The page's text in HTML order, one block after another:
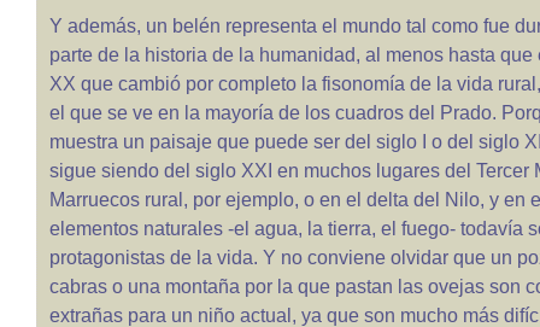
Y además, un belén representa el mundo tal como fue
parte de la historia de la humanidad, al menos hasta que
XX que cambió por completo la fisonomía de la vida
el que se ve en la mayoría de los cuadros del Prado.
muestra un paisaje que puede ser del siglo I o del siglo
sigue siendo del siglo XXI en muchos lugares del Tercer
Marruecos rural, por ejemplo, o en el delta del Nilo, y en
elementos naturales -el agua, la tierra, el fuego- todavía
protagonistas de la vida. Y no conviene olvidar que un
cabras o una montaña por la que pastan las ovejas son
extrañas para un niño actual, ya que son mucho más